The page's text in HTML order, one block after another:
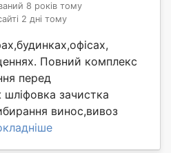
8 років тому
2 дні тому
Повний комплекс
перед
зачистка
винос,вивоз